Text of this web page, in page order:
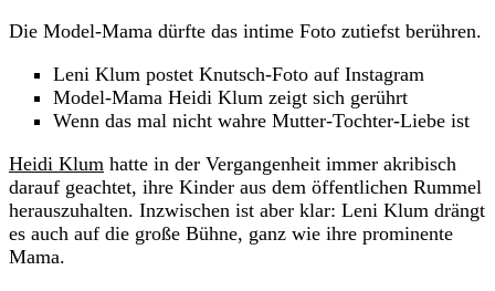
Die Model-Mama dürfte das intime Foto zutiefst berühren.
Leni Klum postet Knutsch-Foto auf Instagram
Model-Mama Heidi Klum zeigt sich gerührt
Wenn das mal nicht wahre Mutter-Tochter-Liebe ist
Heidi Klum hatte in der Vergangenheit immer akribisch
darauf geachtet, ihre Kinder aus dem öffentlichen Rummel
herauszuhalten. Inzwischen ist aber klar: Leni Klum drängt
es auch auf die große Bühne, ganz wie ihre prominente
Mama.